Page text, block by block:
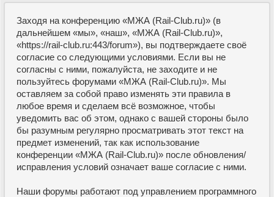
Заходя на конференцию «МЖА (Rail-Club.ru)» (в
дальнейшем «мы», «наш», «МЖА (Rail-Club.ru)»,
«https://rail-club.ru:443/forum»), вы подтверждаете своё
согласие со следующими условиями. Если вы не
согласны с ними, пожалуйста, не заходите и не
пользуйтесь форумами «МЖА (Rail-Club.ru)». Мы
оставляем за собой право изменять эти правила в
любое время и сделаем всё возможное, чтобы
уведомить вас об этом, однако с вашей стороны было
бы разумным регулярно просматривать этот текст на
предмет изменений, так как использование
конференции «МЖА (Rail-Club.ru)» после обновления/
исправления условий означает ваше согласие с ними.
Наши форумы работают под управлением программного